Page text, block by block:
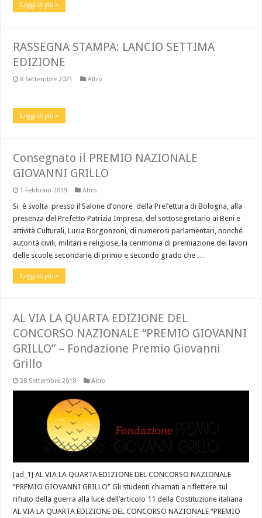
Leggi di più »
RASSEGNA STAMPA: LANCIO SETTIMA
EDIZIONE
8 Settembre 2021 Altro
Leggi di più »
Consegnato il PREMIO NAZIONALE
GIOVANNI GRILLO
1 Febbraio 2019 Altro
Si è svolta presso il Salone d’onore della Prefettura di Bologna, alla
presenza del Prefetto Patrizia Impresa, del sottosegretario ai Beni e
attività Culturali, Lucia Borgonzoni, di numerosi parlamentari, nonché
autorità civili, militari e religiose, la cerimonia di premiazione dei lavori
delle scuole secondarie di primo e secondo grado che …
Leggi di più »
AL VIA LA QUARTA EDIZIONE DEL
CONCORSO NAZIONALE “PREMIO GIOVANNI
GRILLO” – Fondazione Premio Giovanni
Grillo
28 Settembre 2018 Altro
[ad_1] AL VIA LA QUARTA EDIZIONE DEL CONCORSO NAZIONALE
“PREMIO GIOVANNI GRILLO” Gli studenti chiamati a riflettere sul
rifiuto della guerra alla luce dell’articolo 11 della Costituzione italiana
AL VIA LA QUARTA EDIZIONE DEL CONCORSO NAZIONALE “PREMIO